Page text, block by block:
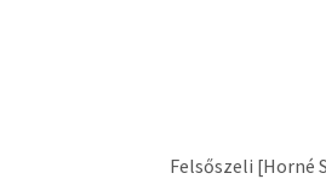
Felsőszeli [Horné